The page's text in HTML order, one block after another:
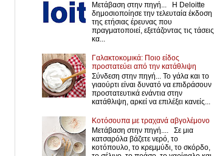
Μετάβαση στην πηγή... Η Deloitte
δημοσιοποίησε την τελευταία έκδοση
της ετήσιας έρευνας που
πραγματοποιεί, εξετάζοντας τις τάσεις
κα...
Γαλακτοκομικά: Ποιο είδος
προστατεύει από την κατάθλιψη
Σύνδεση στην πηγή... Το γάλα και το
γιαούρτι είναι δυνατό να επιδράσουν
προστατευτικά ενάντια στην
κατάθλιψη, αρκεί να επιλέξει κανείς...
Κοτόσουπα με τραχανά αβγολέμονο
Μετάβαση στην πηγή.... Σε μια
κατσαρόλα βάζετε νερό, το
κοτόπουλο, το κρεμμύδι, το σκόρδο,